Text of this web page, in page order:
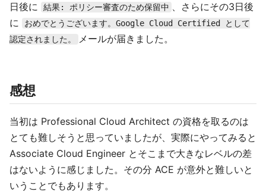
日後に
結果: ポリシー審査のため保留中 、さらにその3日後
に
おめでとうございます。Google Cloud Certified として
認定されました。
メールが届きました。
感想
当初は Professional Cloud Architect の資格を取るのは
とても難しそうと思っていましたが、実際にやってみると
Associate Cloud Engineer とそこまで大きなレベルの差
はないように感じました。その分 ACE が意外と難しいと
いうことでもあります。